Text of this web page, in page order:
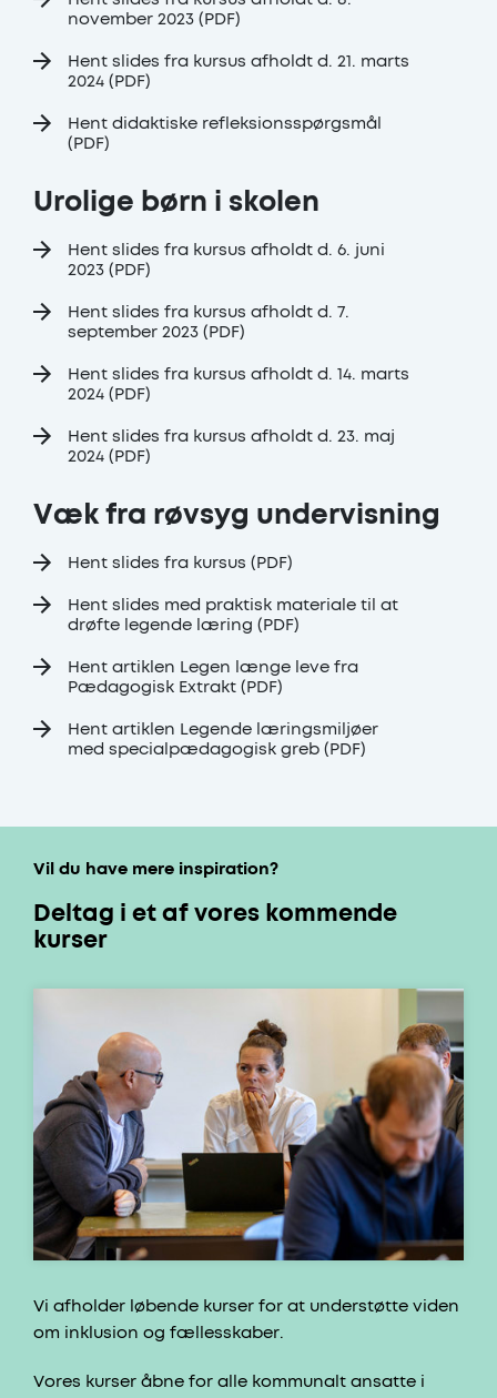
november 2023 (PDF)
Hent slides fra kursus afholdt d. 21. marts
2024 (PDF)
Hent didaktiske refleksionsspørgsmål
(PDF)
Urolige børn i skolen
Hent slides fra kursus afholdt d. 6. juni
2023 (PDF)
Hent slides fra kursus afholdt d. 7.
september 2023 (PDF)
Hent slides fra kursus afholdt d. 14. marts
2024 (PDF)
Hent slides fra kursus afholdt d. 23. maj
2024 (PDF)
Væk fra røvsyg undervisning
Hent slides fra kursus (PDF)
Hent slides med praktisk materiale til at
drøfte legende læring (PDF)
Hent artiklen Legen længe leve fra
Pædagogisk Extrakt (PDF)
Hent artiklen Legende læringsmiljøer
med specialpædagogisk greb (PDF)
Vil du have mere inspiration?
Deltag i et af vores kommende
kurser
Vi afholder løbende kurser for at understøtte viden
om inklusion og fællesskaber.
Vores kurser åbne for alle kommunalt ansatte i